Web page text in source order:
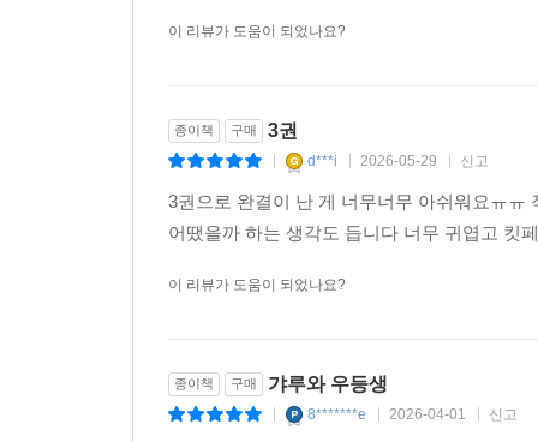
이 리뷰가 도움이 되었나요?
종이책 구매 3권
d***i 2026-05-29 신고
3권으로 완결이 난 게 너무너무 아쉬워요ㅠ
어땠을까 하는 생각도 듭니다 너무 귀엽고 킷
이 리뷰가 도움이 되었나요?
종이책 구매 갸루와 우등생
8*******e 2026-04-01 신고